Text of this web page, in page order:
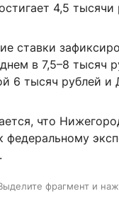
4,5
ставки
в 7,5–8 тысяч
6 тысяч рублей
что
федеральному
фрагмент и